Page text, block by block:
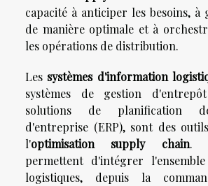
capacité à anticiper les besoins, à
de manière optimale et à
les opérations de distribution.
Les systèmes d'information
systèmes de gestion
solutions de planification
d'entreprise (ERP), sont des
l'optimisation supply chain.
permettent d'intégrer
logistiques, depuis la